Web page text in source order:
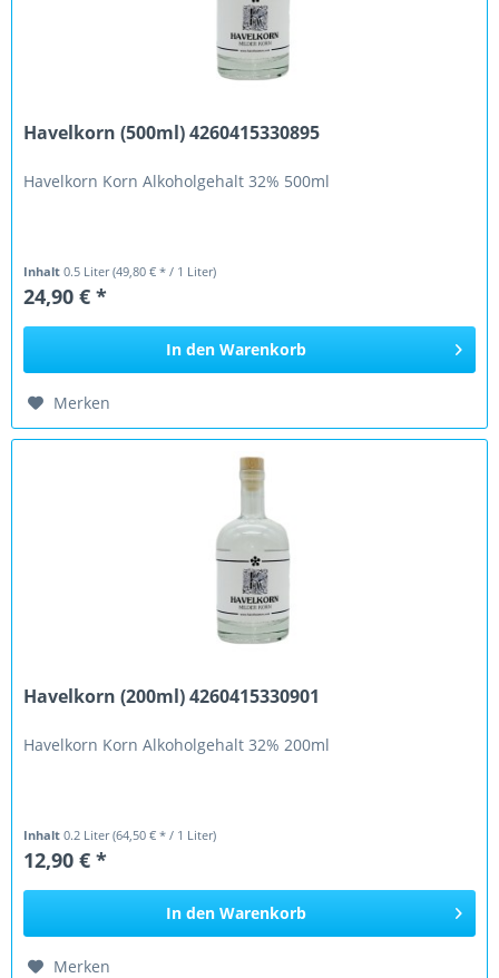
Havelkorn (500ml) 4260415330895
Havelkorn Korn Alkoholgehalt 32% 500ml
Inhalt0.5 Liter(49,80 € * / 1 Liter)
24,90 € *
In den Warenkorb
Merken
Havelkorn (200ml) 4260415330901
Havelkorn Korn Alkoholgehalt 32% 200ml
Inhalt0.2 Liter(64,50 € * / 1 Liter)
12,90 € *
In den Warenkorb
Merken